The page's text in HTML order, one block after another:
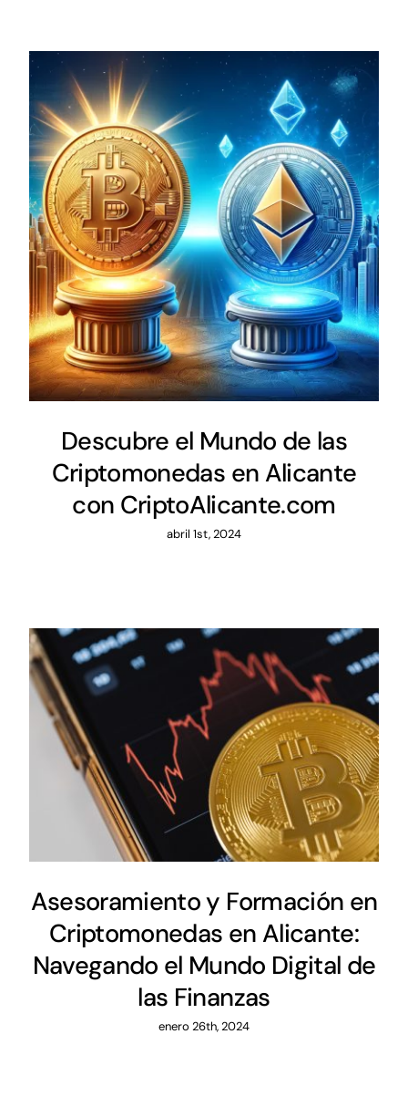
Descubre el Mundo de las
Criptomonedas en Alicante
con CriptoAlicante.com
abril 1st, 2024
Asesoramiento y Formación en
Criptomonedas en Alicante:
Navegando el Mundo Digital de
las Finanzas
enero 26th, 2024